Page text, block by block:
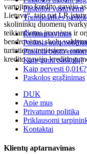
vartojimo kredito gavėjo
Lietuva“, taip pat LR
skolininkų duomenų
teikiančioms įmonėms ir
bendrovėms, skolų
turintiems tretiesiems
kredito gavėjo
Paskolos vestuvėms
Trumpalaikės
Refinansavimas
Paskola automobiliui
Paskola būsto
Kaip gauti paskolą?
Kaip pervesti 0,01€?
Paskolos grąžinimas
DUK
Apie mus
Privatumo politika
Priklausomi
Kontaktai
Klientų aptarnavimas